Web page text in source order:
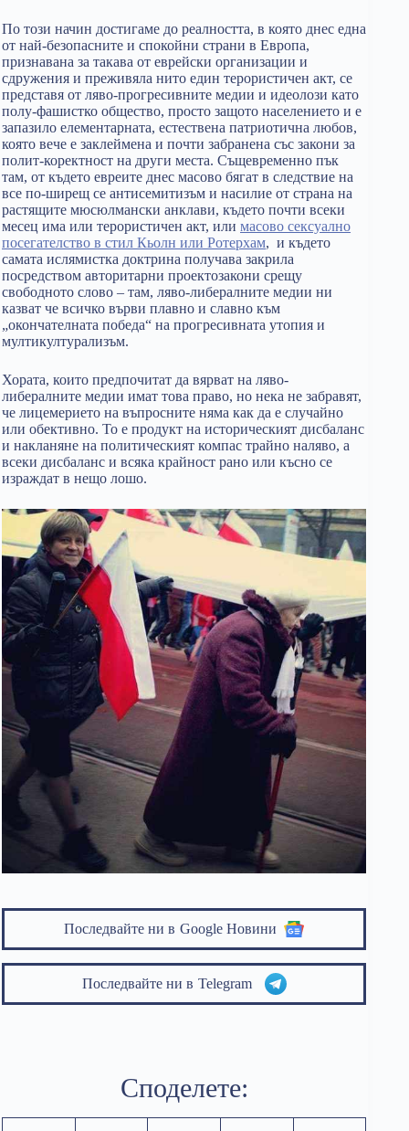
По този начин достигаме до реалността, в която днес една
от най-безопасните и спокойни страни в Европа,
признавана за такава от еврейски организации и
сдружения и преживяла нито един терористичен акт, се
представя от ляво-прогресивните медии и идеолози като
полу-фашистко общество, просто защото населението и е
запазило елементарната, естествена патриотична любов,
която вече е заклеймена и почти забранена със закони за
полит-коректност на други места. Същевременно пък
там, от където евреите днес масово бягат в следствие на
все по-ширещ се антисемитизъм и насилие от страна на
растящите мюсюлмански анклави, където почти всеки
месец има или терористичен акт, или масово сексуално
посегателство в стил Кьолн или Ротерхам, и където
самата ислямистка доктрина получава закрила
посредством авторитарни проектозакони срещу
свободното слово – там, ляво-либералните медии ни
казват че всичко върви плавно и славно към
„окончателната победа“ на прогресивната утопия и
мултикултурализъм.
Хората, които предпочитат да вярват на ляво-
либералните медии имат това право, но нека не забравят,
че лицемерието на въпросните няма как да е случайно
или обективно. То е продукт на историческият дисбаланс
и накланяне на политическият компас трайно наляво, а
всеки дисбаланс и всяка крайност рано или късно се
израждат в нещо лошо.
Последвайте ни в Google Новини
Последвайте ни в Telegram
Споделете: